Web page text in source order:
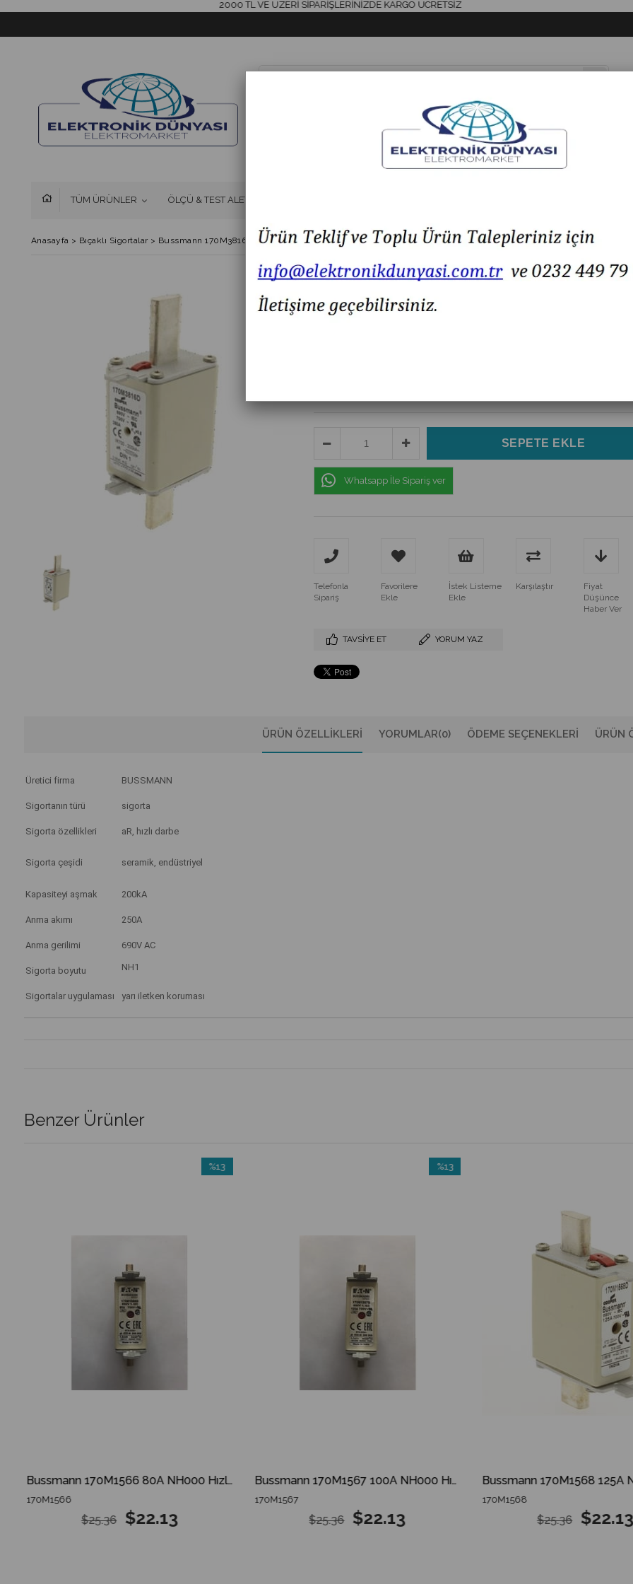
2000 TL VE ÜZERİ SİPARİŞLERİNİZDE KARGO ÜCRETSİZ
TÜM ÜRÜNLER ÖLÇÜ & TEST ALETLERİ
Anasayfa > Bıçaklı Sigortalar> Bussmann 170M3816D 250A NH1 Hızlı Bıçaklı Sigorta
Bussmann 170M3816D 250A NH1 Hızlı Bıçaklı Sigorta
Whatsapp İle Sipariş ver
Telefonla
Sipariş
Favorilere
Ekle
İstek Listeme
Ekle
Karşılaştır
Fiyat
Düşünce
Haber Ver
TAVSIYE ET YORUM YAZ
ÜRÜN ÖZELLIKLERI YORUMLAR(0) ÖDEME SEÇENEKLERI ÜRÜN
Üretici firma BUSSMANN
Sigortanın türü sigorta
Sigorta özellikleri aR, hızlı darbe
Sigorta çeşidi seramik, endüstriyel
Kapasiteyi aşmak 200kA
Anma akımı 250A
Anma gerilimi 690V AC
Sigorta boyutu NH1
Sigortalar uygulaması yarı iletken koruması
Benzer Ürünler
Bussmann 170M1566 80A NH000 Hızlı Bıçaklı Sigorta
170M1566
$22.13
$25.36
%13
Bussmann 170M1567 100A NH000 Hızlı Bıçaklı Sigorta
170M1567
$22.13
$25.36
%13
170M1568
$22.13
$25.36